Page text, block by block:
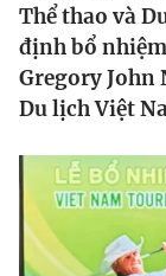
Thế giới
Tin tức
Thế giới đó đây
Câu chuyện
Kinh tế
Thị trường
Góc doanh
Dữ liệu và đời
Truyền hình
Thể thao và
định bổ
Gregory
Du lịch Việt